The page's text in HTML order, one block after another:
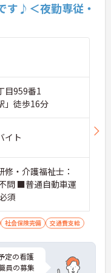
す♪＜夜勤専従・
目959番1
」徒歩16分
イト
・介護福祉士：
問 ■普通自動車運
須
社会保険完備 交通費支給
定の看護
員の募集